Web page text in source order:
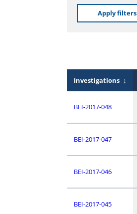
Apply filters
Investigations ↕
BEI-2017-048
BEI-2017-047
BEI-2017-046
BEI-2017-045